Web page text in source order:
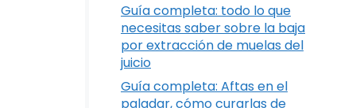
Guía completa: todo lo que
necesitas saber sobre la baja
por extracción de muelas del
juicio
Guía completa: Aftas en el
paladar, cómo curarlas de